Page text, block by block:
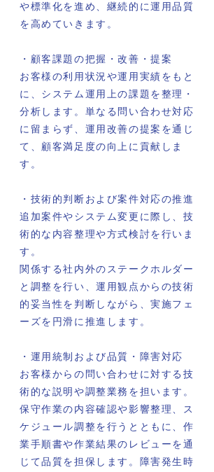
や標準化を進め、継続的に運用品質
を高めていきます。
・顧客課題の把握・改善・提案
お客様の利用状況や運用実績をもと
に、システム運用上の課題を整理・
分析します。単なる問い合わせ対応
に留まらず、運用改善の提案を通じ
て、顧客満足度の向上に貢献しま
す。
・技術的判断および案件対応の推進
追加案件やシステム変更に際し、技
術的な内容整理や方式検討を行いま
す。
関係する社内外のステークホルダー
と調整を行い、運用観点からの技術
的妥当性を判断しながら、実施フェ
ーズを円滑に推進します。
・運用統制および品質・障害対応
お客様からの問い合わせに対する技
術的な説明や調整業務を担います。
保守作業の内容確認や影響整理、ス
ケジュール調整を行うとともに、作
業手順書や作業結果のレビューを通
じて品質を担保します。障害発生時